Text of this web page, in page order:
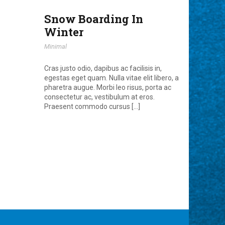
Snow Boarding In
Winter
Minimal
Cras justo odio, dapibus ac facilisis in,
egestas eget quam. Nulla vitae elit libero, a
pharetra augue. Morbi leo risus, porta ac
consectetur ac, vestibulum at eros.
Praesent commodo cursus […]